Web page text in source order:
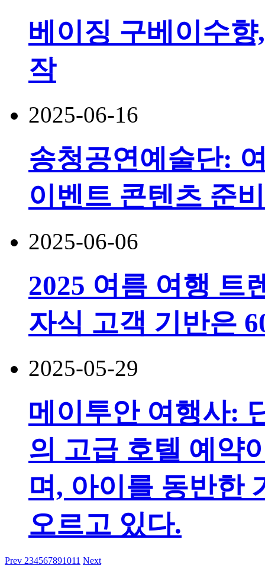
베이징 구베이수
작
2025-06-16
송청공연예술단:
이벤트 콘텐츠 준비
2025-06-06
2025 여름 여행 트
자식 고객 기반은
2025-05-29
메이투안 여행사:
의 고급 호텔 예약
며, 아이를 동반한
오르고 있다.
Prev 234567891011 Next